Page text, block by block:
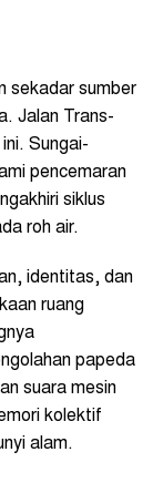
sekadar sumber
Jalan Trans-
Sungai-
pencemaran
siklus
roh air.
identitas, dan
ruang
papeda
suara mesin
kolektif
alam.